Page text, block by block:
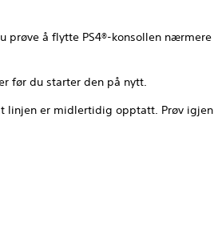
prøve å flytte PS4®-konsollen nærmere
før du starter den på nytt.
linjen er midlertidig opptatt. Prøv igjen